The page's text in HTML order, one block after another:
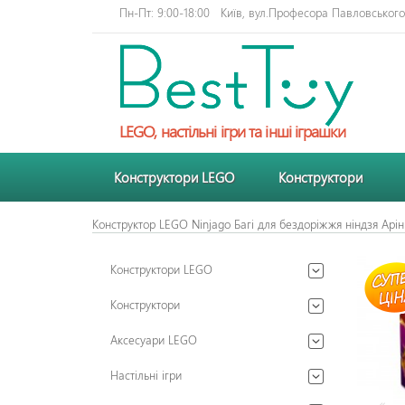
Пн-Пт: 9:00-18:00 Київ, вул.Професора
LEGO, настільні ігри та інші іграшки
Конструктори LEGO Конструктори
Конструктор LEGO Ninjago Багі для бездоріжжя ніндзя Арін
Конструктори LEGO
Конструктори
Аксесуари LEGO
Настільні ігри